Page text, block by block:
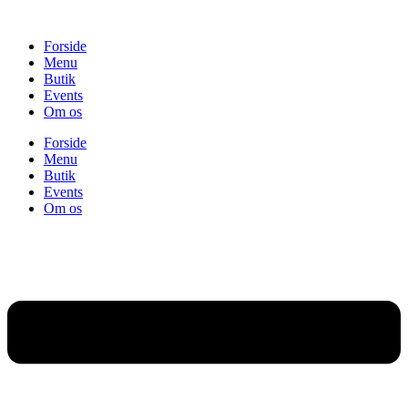
indholdForside
Menu
Butik
Events
Om os
Forside
Menu
Butik
Events
Om os